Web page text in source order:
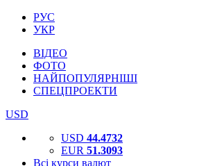
РУС
УКР
ВІДЕО
ФОТО
НАЙПОПУЛЯРНІШІ
СПЕЦПРОЕКТИ
USD
USD 44.4732
EUR 51.3093
Всі курси валют